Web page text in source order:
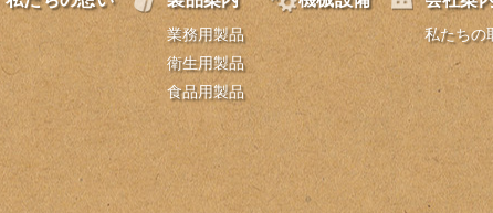
業務用製品
衛生用製品
食品用製品
私たちの